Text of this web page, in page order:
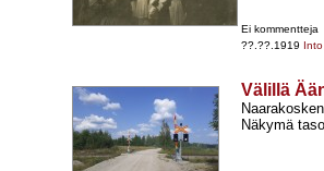
Ei kommentteja
??.??.1919
Välillä
Näkymä